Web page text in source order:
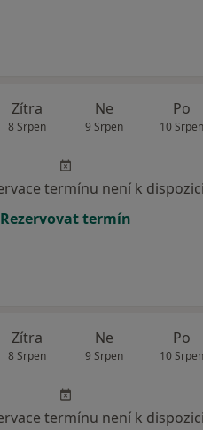
Zítra
8 Srpen
Ne
9 Srpen
Po
10 Srpen
termínu není k dispozici
Rezervovat termín
Zítra
8 Srpen
Ne
9 Srpen
Po
10 Srpen
termínu není k dispozici